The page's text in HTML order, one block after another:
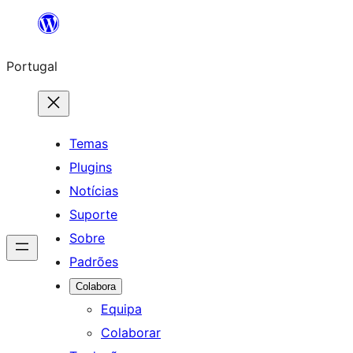
Saltar
o
conteúdo
Portugal
Temas
Plugins
Notícias
Suporte
Sobre
Padrões
Colabora
Equipa
Colaborar